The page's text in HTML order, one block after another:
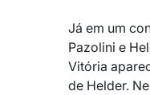
Já em um
Pazolini e
Vitória
de Helder.